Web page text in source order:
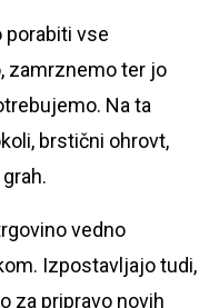
porabiti vse
zamrznemo ter jo
Na ta
brstični ohrovt,
vedno
Izpostavljajo tudi,
za pripravo novih